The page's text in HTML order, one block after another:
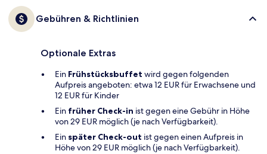
Gebühren & Richtlinien
Optionale Extras
Ein Frühstücksbuffet wird gegen folgenden
Aufpreis angeboten: etwa 12 EUR für Erwachsene und
12 EUR für Kinder
Ein früher Check-in ist gegen eine Gebühr in Höhe
von 29 EUR möglich (je nach Verfügbarkeit).
Ein später Check-out ist gegen einen Aufpreis in
Höhe von 29 EUR möglich (je nach Verfügbarkeit).